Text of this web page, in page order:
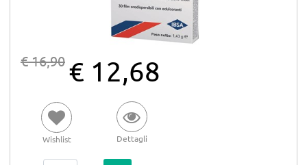
€ 16,90 € 12,68
Wishlist Dettagli